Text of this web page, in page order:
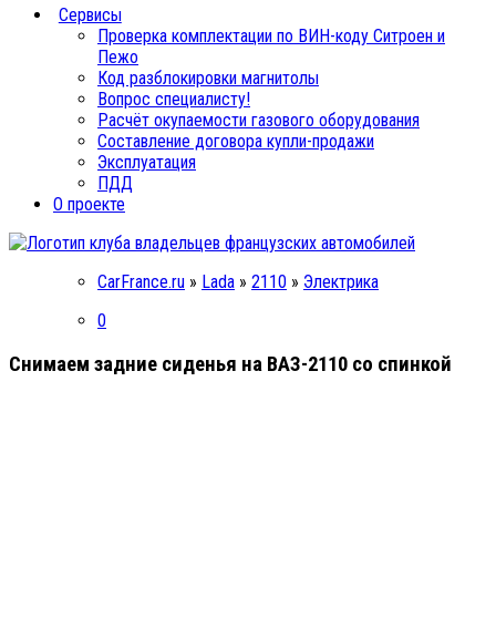
Сервисы
Проверка комплектации по ВИН-коду Ситроен и
Пежо
Код разблокировки магнитолы
Вопрос специалисту!
Расчёт окупаемости газового оборудования
Составление договора купли-продажи
Эксплуатация
ПДД
О проекте
CarFrance.ru » Lada » 2110 » Электрика
0
Снимаем задние сиденья на ВАЗ-2110 со спинкой